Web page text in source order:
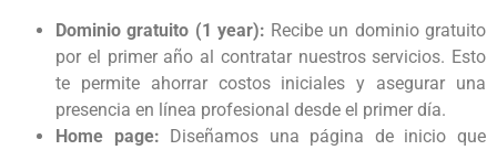
Dominio gratuito (1 year): Recibe un dominio gratuito
por el primer año al contratar nuestros servicios. Esto
te permite ahorrar costos iniciales y asegurar una
presencia en línea profesional desde el primer día.
Home page:
Diseñamos una página de inicio que